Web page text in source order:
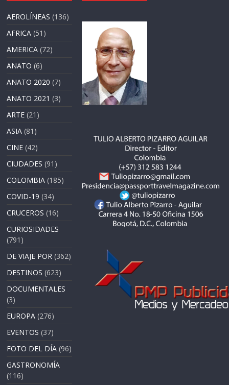
AEROLÍNEAS (136)
AFRICA (51)
AMERICA (72)
ANATO (6)
ANATO 2020 (7)
ANATO 2021 (3)
ARTE (21)
ASIA (81)
CINE (42)
CIUDADES (91)
COLOMBIA (185)
COVID-19 (34)
CRUCEROS (16)
CURIOSIDADES
(791)
DE VIAJE POR (362)
DESTINOS (623)
DOCUMENTALES
(3)
EUROPA (276)
EVENTOS (37)
FOTO DEL DÍA (96)
GASTRONOMÍA
(116)